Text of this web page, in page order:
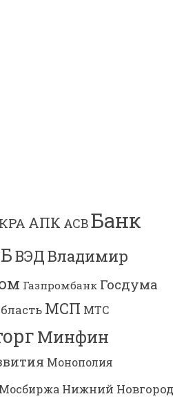
АПК АСВБанк
ВЭДВладимир
Газпромбанк Госдума
МСП МТС
Минфин
Монополия
Мосбиржа Нижний Новгород